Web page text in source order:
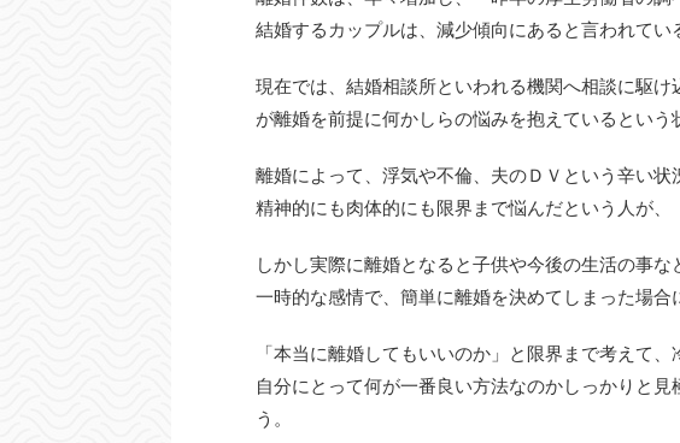
結婚するカップルは、減少傾向にあると言われて
現在では、結婚相談所といわれる機関へ相談に駆
が離婚を前提に何かしらの悩みを抱えているという
離婚によって、浮気や不倫、夫のＤＶという辛い状
精神的にも肉体的にも限界まで悩んだという人が、
しかし実際に離婚となると子供や今後の生活の事
一時的な感情で、簡単に離婚を決めてしまった場合
「本当に離婚してもいいのか」と限界まで考えて、
自分にとって何が一番良い方法なのかしっかりと
う。